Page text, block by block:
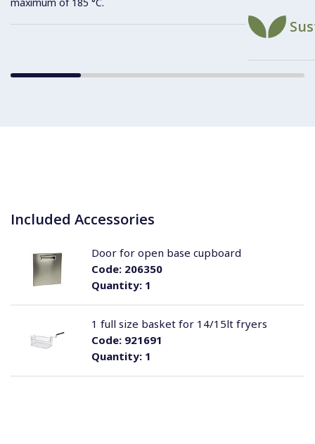
Included Accessories
Quantity:1
Code:206350
Door for open base cupboard
Quantity:1
Code:921691
1 full size basket for 14/15lt fryers